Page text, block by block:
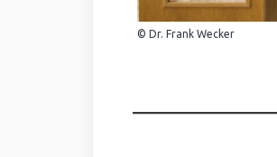
© Dr. Frank Wecker